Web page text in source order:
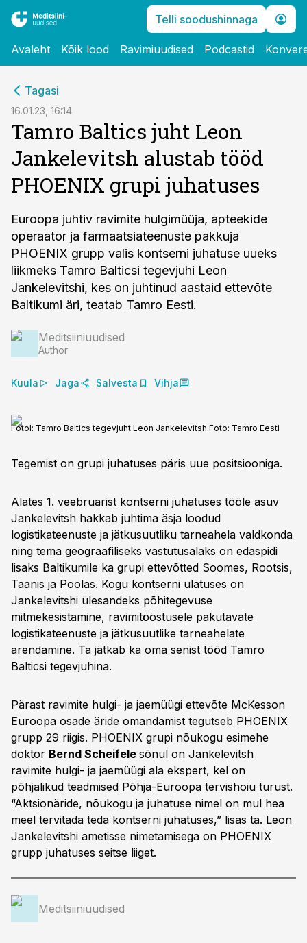
Telli soodushinnaga
Avaleht Kõik lood Ravimiuudised Podcastid
Tagasi
16.01.23, 16:14
Tamro Baltics juht Leon
Jankelevitsh alustab tööd
PHOENIX grupi juhatuses
Euroopa juhtiv ravimite hulgimüüja, apteekide
operaator ja farmaatsiateenuste pakkuja
PHOENIX grupp valis kontserni juhatuse uueks
liikmeks Tamro Balticsi tegevjuhi Leon
Jankelevitshi, kes on juhtinud aastaid ettevõte
Baltikumi äri, teatab Tamro Eesti.
Meditsiiniuudised
Author
Kuula Jaga Salvesta Vihja
Fotol: Tamro Baltics tegevjuht Leon Jankelevitsh.Foto: Tamro Eesti
Tegemist on grupi juhatuses päris uue positsiooniga.
Alates 1. veebruarist kontserni juhatuses tööle asuv
Jankelevitsh hakkab juhtima äsja loodud
logistikateenuste ja jätkusuutliku tarneahela valdkonda
ning tema geograafiliseks vastutusalaks on edaspidi
lisaks Baltikumile ka grupi ettevõtted Soomes, Rootsis,
Taanis ja Poolas. Kogu kontserni ulatuses on
Jankelevitshi ülesandeks põhitegevuse
mitmekesistamine, ravimitööstusele pakutavate
logistikateenuste ja jätkusuutlike tarneahelate
arendamine. Ta jätkab ka oma senist tööd Tamro
Balticsi tegevjuhina.
Pärast ravimite hulgi- ja jaemüügi ettevõte McKesson
Euroopa osade äride omandamist tegutseb PHOENIX
grupp 29 riigis. PHOENIX grupi nõukogu esimehe
doktor Bernd Scheifele sõnul on Jankelevitsh
ravimite hulgi- ja jaemüügi ala ekspert, kel on
põhjalikud teadmised Põhja-Euroopa tervishoiu turust.
“Aktsionäride, nõukogu ja juhatuse nimel on mul hea
meel tervitada teda kontserni juhatuses,” lisas ta. Leon
Jankelevitshi ametisse nimetamisega on PHOENIX
grupp juhatuses seitse liiget.
Meditsiiniuudised